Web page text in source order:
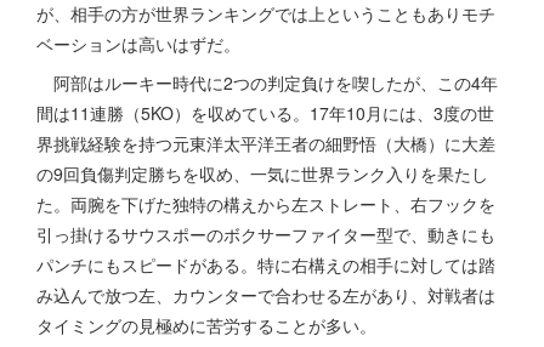
が、相手の方が世界ランキングでは上ということもありモチ
ベーションは高いはずだ。
阿部はルーキー時代に2つの判定負けを喫したが、この4年
間は11連勝（5KO）を収めている。17年10月には、3度の世
界挑戦経験を持つ元東洋太平洋王者の細野悟（大橋）に大差
の9回負傷判定勝ちを収め、一気に世界ランク入りを果たし
た。両腕を下げた独特の構えから左ストレート、右フックを
引っ掛けるサウスポーのボクサーファイター型で、動きにも
パンチにもスピードがある。特に右構えの相手に対しては踏
み込んで放つ左、カウンターで合わせる左があり、対戦者は
タイミングの見極めに苦労することが多い。